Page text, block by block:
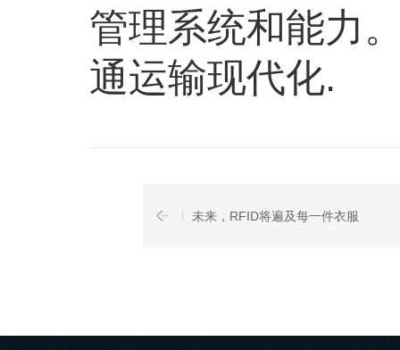
管理系统和能力
通运输现代化.
未来，RFID将遍及每一件衣服